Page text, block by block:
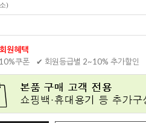
)
회원혜택
쿠폰
✔ 회원등급별 2~10% 추가할인